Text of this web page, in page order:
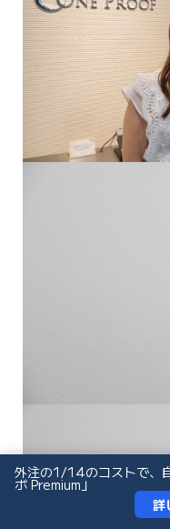
インタビュー依頼
外注の1/14のコストで、
ボ Premium」
詳